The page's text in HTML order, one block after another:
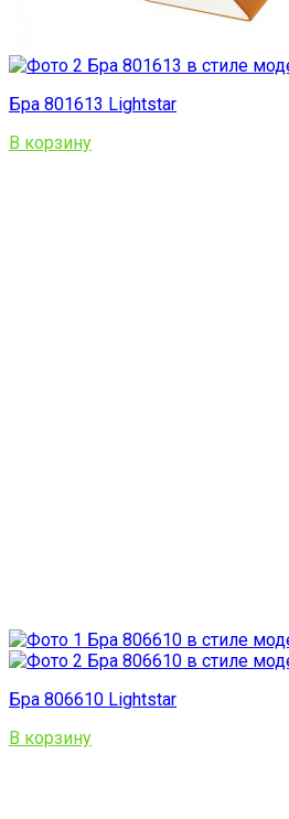
Бра 801613 Lightstar
В корзину
Бра 806610 Lightstar
В корзину